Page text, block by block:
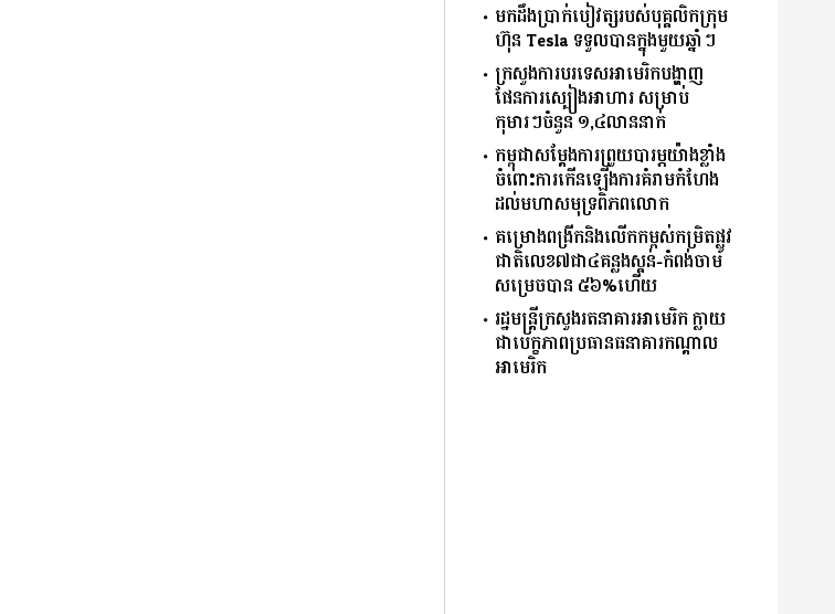
មកដឹងប្រាក់បៀវត្សរបស់បុគ្គលិកក្រុម
ហ៊ុន Tesla ទទួលបានក្នុងមួយឆ្នាំៗ
ក្រសួងការបរទេសអាមេរិកបង្ហាញ
ផែនការស្បៀងអាហារ សម្រាប់
កុមារៗចំនួន ១,៤លាននាក់
កម្ពុជាសម្តែងការព្រួយបារម្ភយ៉ាងខ្លាំង
ចំពោះការកើនឡើងការគំរាមកំហែង
ដល់មហាសមុទ្រពិភពលោក
គម្រោងពង្រីកនិងលើកកម្ពស់កម្រិតផ្លូវ
ជាតិលេខ៧ជា៤គន្លងស្គន់-កំពង់ចាម
សម្រេចបាន ៥៦%ហើយ
រដ្ឋមន្ត្រីក្រសួងរតនាគារអាមេរិក ក្លាយ
ជាបេក្ខភាពប្រធានធនាគារកណ្ដាល
អាមេរិក